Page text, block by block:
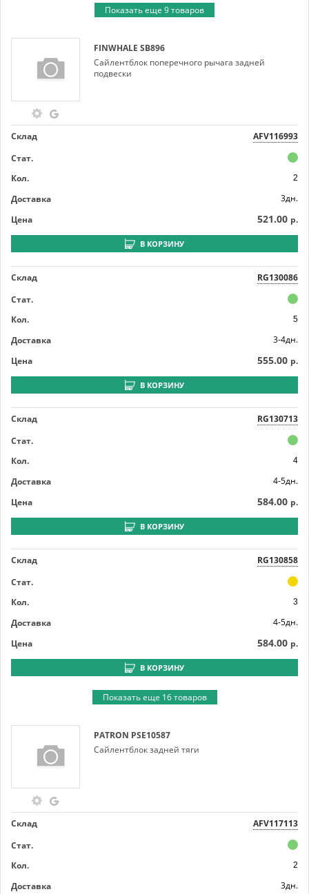
Показать еще 9 товаров
FINWHALE SB896
Сайлентблок поперечного рычага задней
подвески
Склад
AFV116993
Стат.
Кол.
2
Доставка
3дн.
Цена
521.00 р.
В КОРЗИНУ
Склад
RG130086
Стат.
Кол.
5
Доставка
3-4дн.
Цена
555.00 р.
В КОРЗИНУ
Склад
RG130713
Стат.
Кол.
4
Доставка
4-5дн.
Цена
584.00 р.
В КОРЗИНУ
Склад
RG130858
Стат.
Кол.
3
Доставка
4-5дн.
Цена
584.00 р.
В КОРЗИНУ
Показать еще 16 товаров
PATRON PSE10587
Сайлентблок задней тяги
Склад
AFV117113
Стат.
Кол.
2
Доставка
3дн.